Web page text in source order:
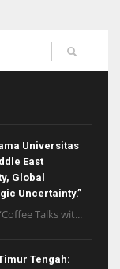
Universitas
East
Global
Uncertainty.”
Talks wit...
Tengah: